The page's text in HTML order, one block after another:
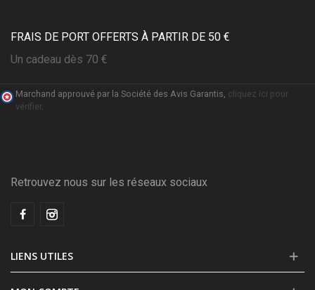
FRAIS DE PORT OFFERTS À PARTIR DE 50 €
Un cadeau dès 70 €
Marchand approuvé par la Société des Avis Garantis, cliquez ici pour
vérifier.
Retrouvez nous sur les réseaux sociaux
LIENS UTILES